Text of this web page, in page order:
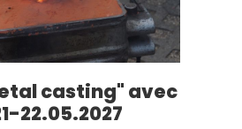
casting" avec
22.05.2027